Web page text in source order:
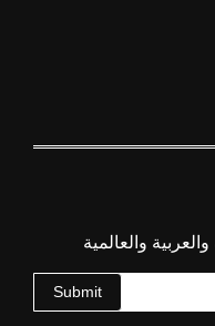
والعالمية
Submit